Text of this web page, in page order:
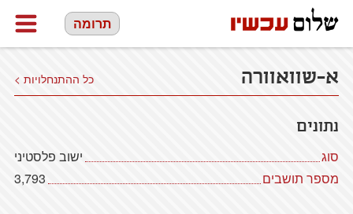
תרומה
א-שוואוורה כל ההתנחלויות >
נתונים
סוג
ישוב פלסטיני
מספר תושבים
3,793